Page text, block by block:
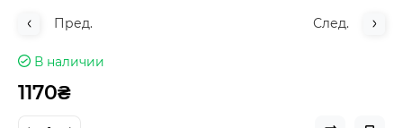
Пред. След.
В наличии
1170₴